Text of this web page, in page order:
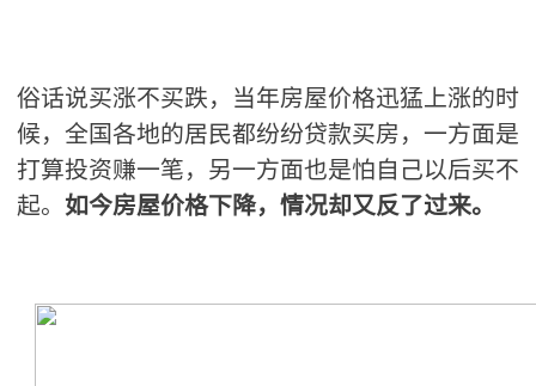
俗话说买涨不买跌，当年房屋价格迅猛上涨的时
候，全国各地的居民都纷纷贷款买房，一方面是
打算投资赚一笔，另一方面也是怕自己以后买不
起。 如今房屋价格下降，情况却又反了过来。